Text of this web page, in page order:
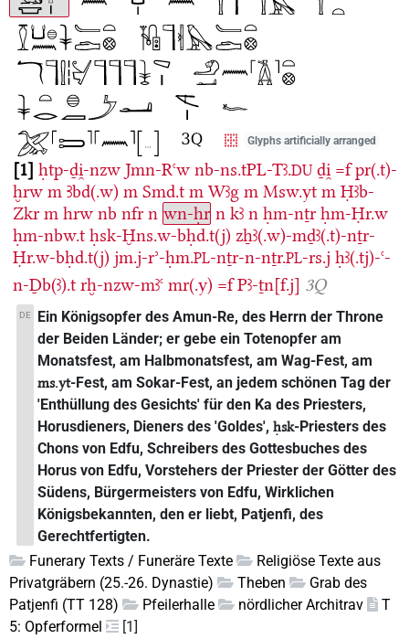
Glyphs artificially arranged
1 ḥtp-ḏi̯-nzw Jmn-Rꜥw nb-ns.tPL-Tꜣ.DU ḏi̯ =f pr(.t)-
ḫrw m Ꜣbd(.w) m Smd.t m Wꜣg m Msw.yt m Ḥꜣb-
Zkr m hrw nb nfr n wn-ḥr n kꜣ n ḥm-nṯr ḥm-Ḥr.w
ḥm-nbw.t ḥsk-Ḫns.w-bḥd.t(j) zẖꜣ(.w)-mḏꜣ(.t)-nṯr-
Ḥr.w-bḥd.t(j) jm.j-rʾ-ḥm.PL-nṯr-n-nṯr.PL-rs.j ḥꜣ(.tj)-ꜥ-
n-Ḏb(ꜣ).t rḫ-nzw-mꜣꜥ mr(.y) =f Pꜣ-ṯn[f.j] 3Q
DE
Ein Königsopfer des Amun-Re, des Herrn der Throne
der Beiden Länder; er gebe ein Totenopfer am
Monatsfest, am Halbmonatsfest, am Wag-Fest, am
ms.yt-Fest, am Sokar-Fest, an jedem schönen Tag der
'Enthüllung des Gesichts' für den Ka des Priesters,
Horusdieners, Dieners des 'Goldes',ḥsk-Priesters des
Chons von Edfu, Schreibers des Gottesbuches des
Horus von Edfu, Vorstehers der Priester der Götter des
Südens, Bürgermeisters von Edfu, Wirklichen
Königsbekannten, den er liebt, Patjenfi, des
Gerechtfertigten.
Funerary Texts / Funeräre Texte
Religiöse Texte aus
Privatgräbern (25.-26. Dynastie)
Theben
Grab des
Patjenfi (TT 128)
Pfeilerhalle nördlicher Architrav
T
5: Opferformel
[1]